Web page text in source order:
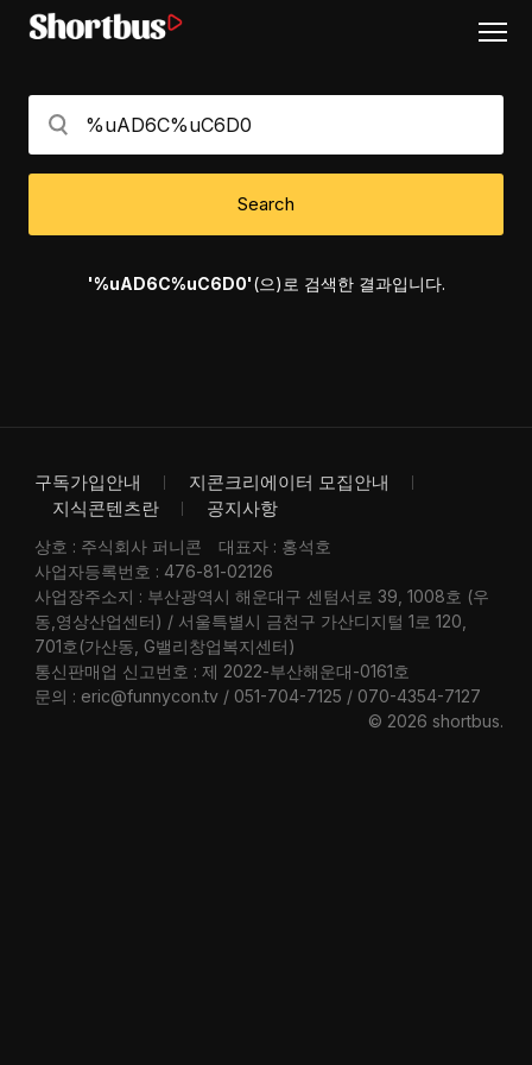
Search
'%uAD6C%uC6D0'(으)로 검색한 결과입니다.
구독가입안내
지콘크리에이터 모집안내
지식콘텐츠란
공지사항
상호 : 주식회사 퍼니콘
대표자 : 홍석호
사업자등록번호 : 476-81-02126
사업장주소지 : 부산광역시 해운대구 센텀서로 39, 1008호 (우
동,영상산업센터) / 서울특별시 금천구 가산디지털 1로 120,
701호(가산동, G밸리창업복지센터)
통신판매업 신고번호 : 제 2022-부산해운대-0161호
문의 : eric@funnycon.tv / 051-704-7125 / 070-4354-7127
© 2026 shortbus.